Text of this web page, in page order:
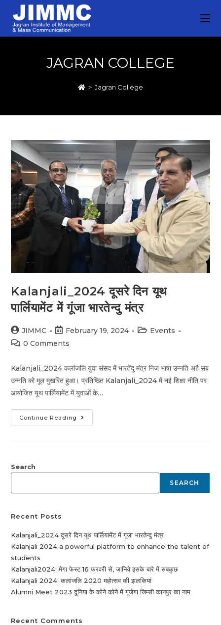
JAGRAN COLLEGE
> Jagran College
Kalanjali_2024 दूसरे दिन यूथ
पार्लियामेंट में गूंजा भारतेन्दु मंत्र
JIMMC February 19, 2024
Events
0 Comments
Kalanjali_2024 कलांजलि युवा संसद में भारतेंदु मंत्र निज भाषा उन्नति अहै सब
उन्नति को मूल मुखरित हुआ। प्रतिष्ठित Kalanjali_2024 में नई शिक्षा नीति पर
आयोजित यूथ पार्लियामेंट में युवाओं के…
Continue Reading
Search
SEARCH
Recent Posts
Kalanjali_2024 दूसरे दिन यूथ पार्लियामेंट में गूंजा भारतेन्दु मंत्र
Kalanjali 2024 a powerful platform to enhance the talent of
students
Kalanjali2024: मेगा फेस्ट 16 फरवरी से, जानिये इसके बारे में सबकुछ
Kalanjali 2024: कलांजलि 2020 महोत्सव की झलकियां
Alumni Meet 2023 दुनिया के कोने कोने में गूंजेगा जिम्सी कानपुर का नाम
Recent Comments